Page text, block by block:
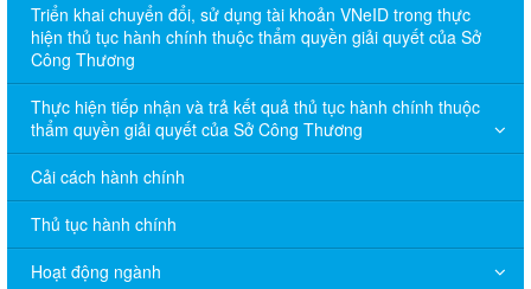
Triển khai chuyển đổi, sử dụng tài khoản VNeID trong thực
hiện thủ tục hành chính thuộc thẩm quyền giải quyết của Sở
Công Thương
Thực hiện tiếp nhận và trả kết quả thủ tục hành chính thuộc
thẩm quyền giải quyết của Sở Công Thương
Cải cách hành chính
Thủ tục hành chính
Hoạt động ngành